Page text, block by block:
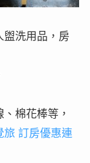
盥洗用品，房
棉花棒等，
旅 訂房優惠連